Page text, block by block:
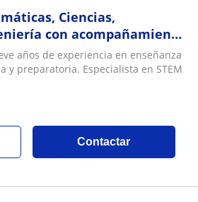
Ciencias,
con acompañamiento
años de experiencia en enseñanza
y preparatoria. Especialista en STEM
Contactar